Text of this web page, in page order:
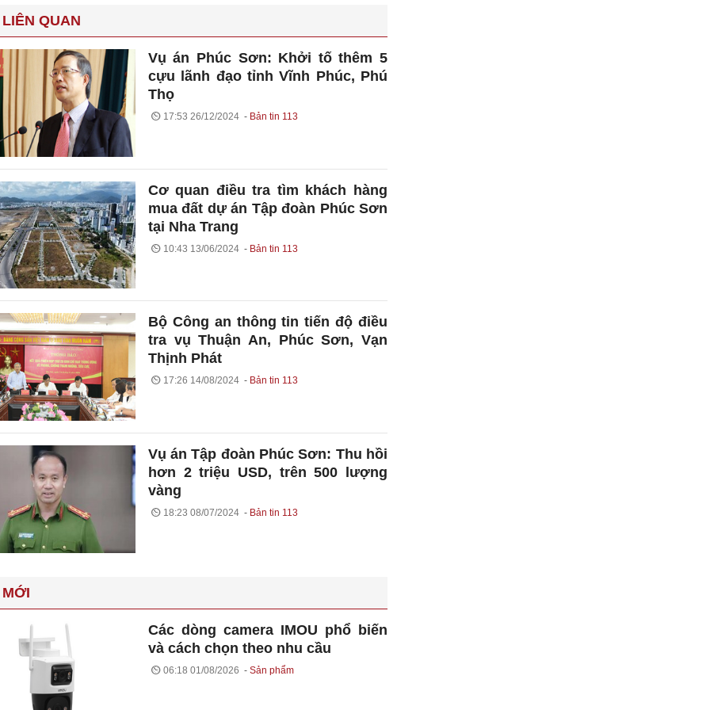
QUAN
Vụ án Phúc Sơn: Khởi tố thêm 5
cựu lãnh đạo tỉnh Vĩnh Phúc, Phú
Thọ
17:53 26/12/2024 Bản tin 113
Cơ quan điều tra tìm khách hàng
mua đất dự án Tập đoàn Phúc Sơn
tại Nha Trang
10:43 13/06/2024 Bản tin 113
Bộ Công an thông tin tiến độ điều
tra vụ Thuận An, Phúc Sơn, Vạn
Thịnh Phát
17:26 14/08/2024 Bản tin 113
Vụ án Tập đoàn Phúc Sơn: Thu hồi
hơn 2 triệu USD, trên 500 lượng
vàng
18:23 08/07/2024 Bản tin 113
Các dòng camera IMOU phổ biến
và cách chọn theo nhu cầu
06:18 01/08/2026 Sản phẩm